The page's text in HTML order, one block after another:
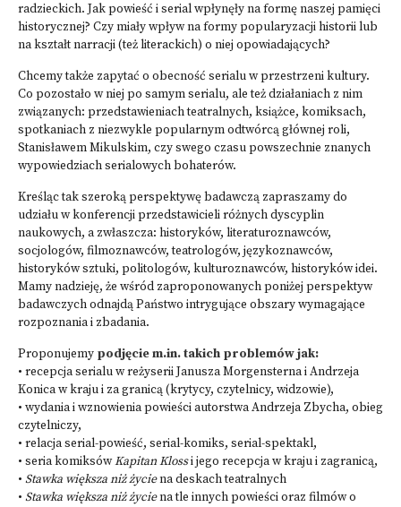
radzieckich. Jak powieść i serial wpłynęły na formę naszej pamięci
historycznej? Czy miały wpływ na formy popularyzacji historii lub
na kształt narracji (też literackich) o niej opowiadających?
Chcemy także zapytać o obecność serialu w przestrzeni kultury.
Co pozostało w niej po samym serialu, ale też działaniach z nim
związanych: przedstawieniach teatralnych, książce, komiksach,
spotkaniach z niezwykle popularnym odtwórcą głównej roli,
Stanisławem Mikulskim, czy swego czasu powszechnie znanych
wypowiedziach serialowych bohaterów.
Kreśląc tak szeroką perspektywę badawczą zapraszamy do
udziału w konferencji przedstawicieli różnych dyscyplin
naukowych, a zwłaszcza: historyków, literaturoznawców,
socjologów, filmoznawców, teatrologów, językoznawców,
historyków sztuki, politologów, kulturoznawców, historyków idei.
Mamy nadzieję, że wśród zaproponowanych poniżej perspektyw
badawczych odnajdą Państwo intrygujące obszary wymagające
rozpoznania i zbadania.
Proponujemy podjęcie m.in. takich problemów jak:
• recepcja serialu w reżyserii Janusza Morgensterna i Andrzeja
Konica w kraju i za granicą (krytycy, czytelnicy, widzowie),
• wydania i wznowienia powieści autorstwa Andrzeja Zbycha, obieg
czytelniczy,
• relacja serial-powieść, serial-komiks, serial-spektakl,
• seria komiksówKapitan Klossi jego recepcja w kraju i zagranicą,
• Stawka większa niż życiena deskach teatralnych
• Stawka większa niż życiena tle innych powieści oraz filmów o